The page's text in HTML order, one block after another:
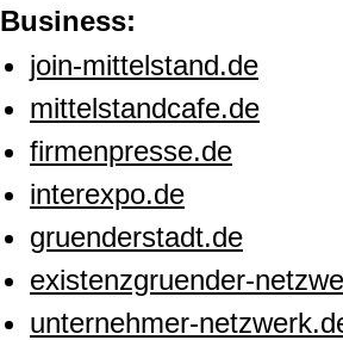
Business:
join-mittelstand.de
mittelstandcafe.de
firmenpresse.de
interexpo.de
gruenderstadt.de
existenzgruender-
unternehmer-